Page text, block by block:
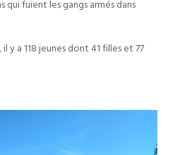
fuient les gangs armés dans
, il y a 118 jeunes dont 41 filles et 77